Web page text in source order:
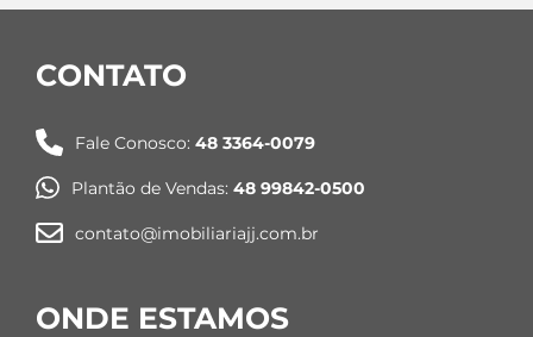
CONTATO
Fale Conosco: 48 3364-0079
Plantão de Vendas: 48 99842-0500
contato@imobiliariajj.com.br
ONDE ESTAMOS